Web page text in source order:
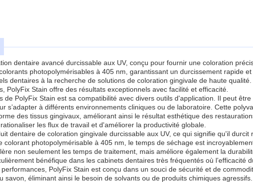
dentaire avancé durcissable aux UV, conçu pour fournir une coloration
photopolymérisables à 405 nm, garantissant un durcissement rapide
dentaires à la recherche de solutions de coloration gingivale de haute
PolyFix Stain offre des résultats exceptionnels avec facilité et efficacité.
PolyFix Stain est sa compatibilité avec divers outils d'application. Il peut être
s’adapter à différents environnements cliniques ou de laboratoire. Cette
des tissus gingivaux, améliorant ainsi le résultat esthétique des
les flux de travail et d'améliorer la productivité globale.
dentaire de coloration gingivale durcissable aux UV, ce qui signifie qu'il
colorant photopolymérisable à 405 nm, le temps de séchage est
non seulement les temps de traitement, mais améliore également la
bénéfique dans les cabinets dentaires très fréquentés où l’efficacité
PolyFix Stain est conçu dans un souci de sécurité et de
savon, éliminant ainsi le besoin de solvants ou de produits chimiques